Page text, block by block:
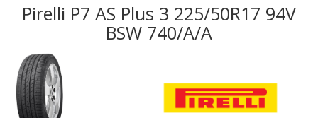
Pirelli P7 AS Plus 3 225/50R17 94V
BSW 740/A/A